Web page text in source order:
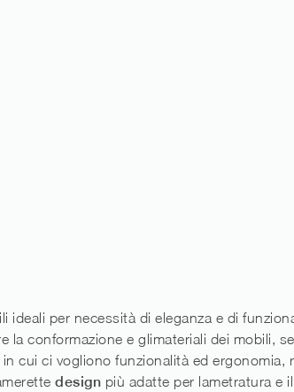
per necessità di eleganza e di
la conformazione e glimateriali dei mobili,
cui ci vogliono funzionalità ed ergonomia,
design più adatte per lametratura e